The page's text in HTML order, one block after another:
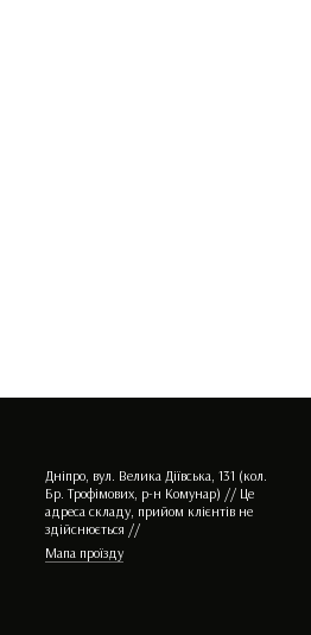
Дніпро, вул. Велика Діївська, 131 (кол.
Бр. Трофімових, р-н Комунар) // Це
адреса складу, прийом клієнтів не
здійснюється //
Мапа проїзду